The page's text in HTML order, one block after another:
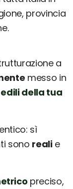
provincia
a
messo in
della tua
sì
sono realie
preciso,